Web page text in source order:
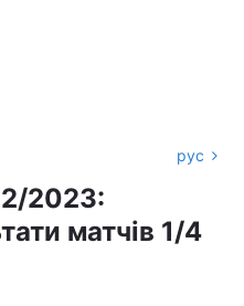
рус
2023:
матчів 1/4